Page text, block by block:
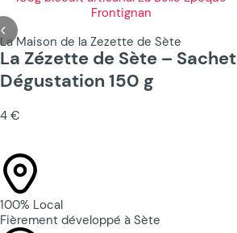
La Maison de la Zezette de Sète
La Zézette de Sète – Sachet
Dégustation 150 g
4 €
100% Local
Fièrement développé à Sète